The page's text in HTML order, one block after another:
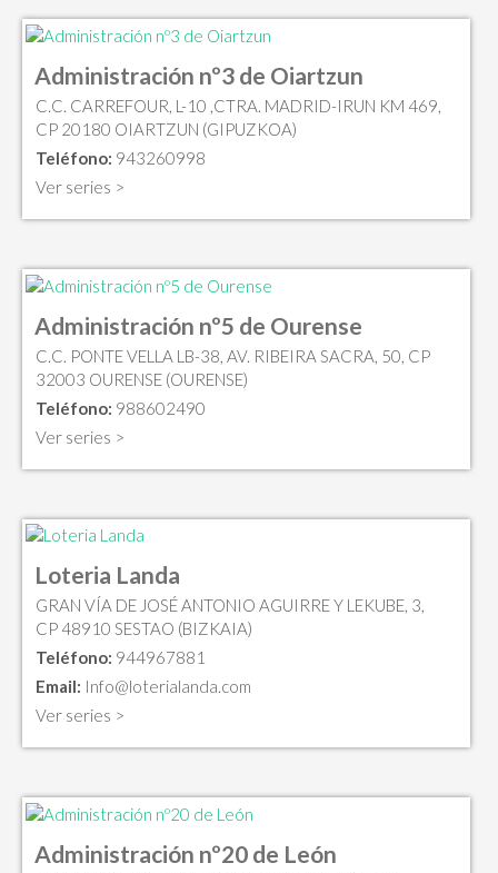
Administración nº3 de Oiartzun
C.C. CARREFOUR, L-10 ,CTRA. MADRID-IRUN KM 469,
CP 20180 OIARTZUN (GIPUZKOA)
Teléfono: 943260998
Ver series >
Administración nº5 de Ourense
C.C. PONTE VELLA LB-38, AV. RIBEIRA SACRA, 50, CP
32003 OURENSE (OURENSE)
Teléfono: 988602490
Ver series >
Loteria Landa
GRAN VÍA DE JOSÉ ANTONIO AGUIRRE Y LEKUBE, 3,
CP 48910 SESTAO (BIZKAIA)
Teléfono: 944967881
Email: Info@loterialanda.com
Ver series >
Administración nº20 de León